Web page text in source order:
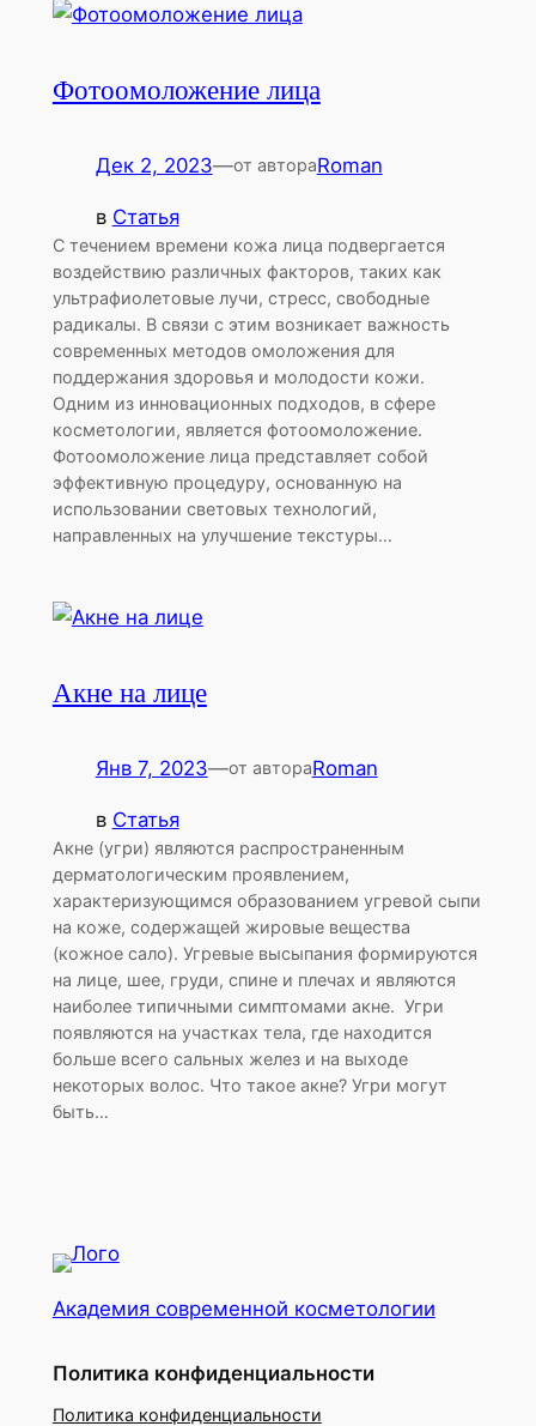
Фотоомоложение лица
Дек 2, 2023—от автораRoman
в Статья
С течением времени кожа лица подвергается
воздействию различных факторов, таких как
ультрафиолетовые лучи, стресс, свободные
радикалы. В связи с этим возникает важность
современных методов омоложения для
поддержания здоровья и молодости кожи.
Одним из инновационных подходов, в сфере
косметологии, является фотоомоложение.
Фотоомоложение лица представляет собой
эффективную процедуру, основанную на
использовании световых технологий,
направленных на улучшение текстуры…
Акне на лице
Янв 7, 2023—от автораRoman
в Статья
Акне (угри) являются распространенным
дерматологическим проявлением,
характеризующимся образованием угревой сыпи
на коже, содержащей жировые вещества
(кожное сало). Угревые высыпания формируются
на лице, шее, груди, спине и плечах и являются
наиболее типичными симптомами акне. Угри
появляются на участках тела, где находится
больше всего сальных желез и на выходе
некоторых волос. Что такое акне? Угри могут
быть…
Академия современной косметологии
Политика конфиденциальности
Политика конфиденциальности